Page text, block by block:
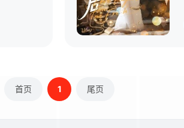
首页 1 尾页